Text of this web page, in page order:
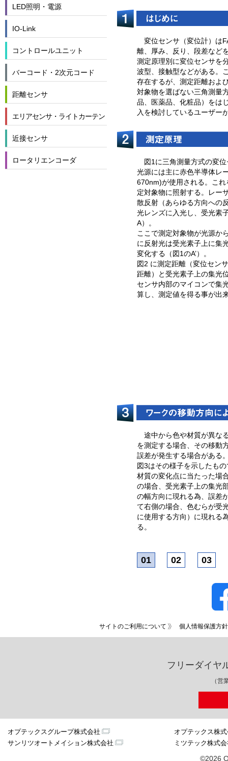
LED照明・電源
IO-Link
コントロールユニット
バーコード・2次元コード
距離センサ
エリアセンサ・ライトカーテン
近接センサ
ロータリエンコーダ
変位センサ（変位計）は
離、厚み、反り、段差など
測定原理別に変位センサを
波型、接触型などがある。
存在するが、測定距離およ
対象物を選ばない三角測量
品、医薬品、化粧品）をは
⼊を検討しているユーザー
図1に三角測量⽅式の変
光源には主に赤色半導体レ
670nm)が使⽤される。こ
定対象物に照射する。レー
散反射（あらゆる⽅向への
光レンズに⼊光し、受光素
A）。
ここで測定対象物が光源か
に反射光は受光素子上に集
変化する（図1のA’）。
図2 に測定距離（変位セン
距離）と受光素子上の集光
センサ内部のマイコンで集
算し、測定値を得る事が出
途中から色や材質が異な
を測定する場合、その移動
誤差が発生する場合がある
図3はその様子を⽰したも
材質の変化点に当たった場
の場合、受光素子上の集光
の幅⽅向に現れる為、誤差
て右側の場合、色むらが受
に使⽤する⽅向）に現れる
る。
01 02 03
サイトのご利用について 個人情報保護方針
フリーダイヤ
（営
オプテックスグループ株式会社
オプテックス株
サンリツオートメイション株式会社
ミツテック株式
©2026